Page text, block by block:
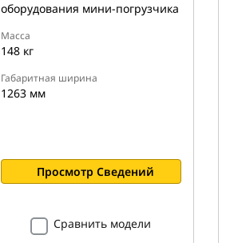
оборудования мини-погрузчика
Масса
148 кг
Габаритная ширина
1263 мм
Просмотр Сведений
Сравнить модели